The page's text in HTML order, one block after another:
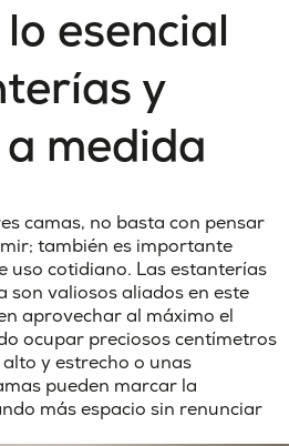
esencial
y
medida
camas, no basta con pensar
también es importante
uso cotidiano. Las estanterías
son valiosos aliados en este
aprovechar al máximo el
ocupar preciosos centímetros
y estrecho o unas
pueden marcar la
más espacio sin renunciar